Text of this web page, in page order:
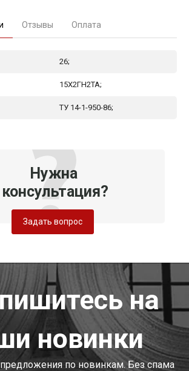
Отзывы Оплата
26;
15Х2ГН2ТА;
ТУ 14-1-950-86;
Нужна
консультация?
Задать вопрос
на
новинки
по новинкам. Без спама